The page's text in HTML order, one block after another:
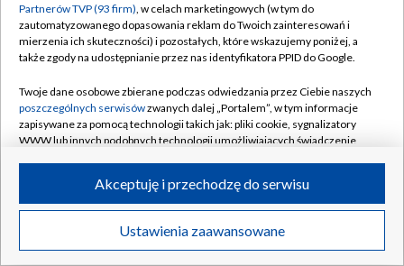
Centrum informacji TVP
Naziemna Telewizja Cyfrowa
Rada Programowa
System NOS
Informacje o nadawcy
Program dla prasy
Ogłoszenie przetargowe
Moje zgody
Pomoc
Kontakt
Kanały
©2026 Telewizja Polska S.A. w likwidacji
Partnerów TVP (93 firm), w celach marketingowych (w tym do
zautomatyzowanego dopasowania reklam do Twoich zainteresowań i
mierzenia ich skuteczności) i pozostałych, które wskazujemy poniżej, a
także zgody na udostępnianie przez nas identyfikatora PPID do Google.
Twoje dane osobowe zbierane podczas odwiedzania przez Ciebie naszych
poszczególnych serwisówzwanych dalej „Portalem”, w tym informacje
zapisywane za pomocą technologii takich jak: pliki cookie, sygnalizatory
WWW lub innych podobnych technologii umożliwiających świadczenie
ruchu w Internecie.
Twoje dane osobowe zbierane podczas odwiedzania przez Ciebie
poszczególnych serwisówna Portalu, takie jak adresy IP, identyfikatory
Ustawienia zaawansowane
Akceptuję i przechodzę do serwisu